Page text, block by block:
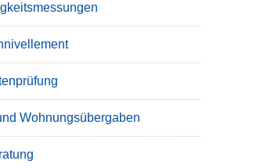
Wohnungsübergaben